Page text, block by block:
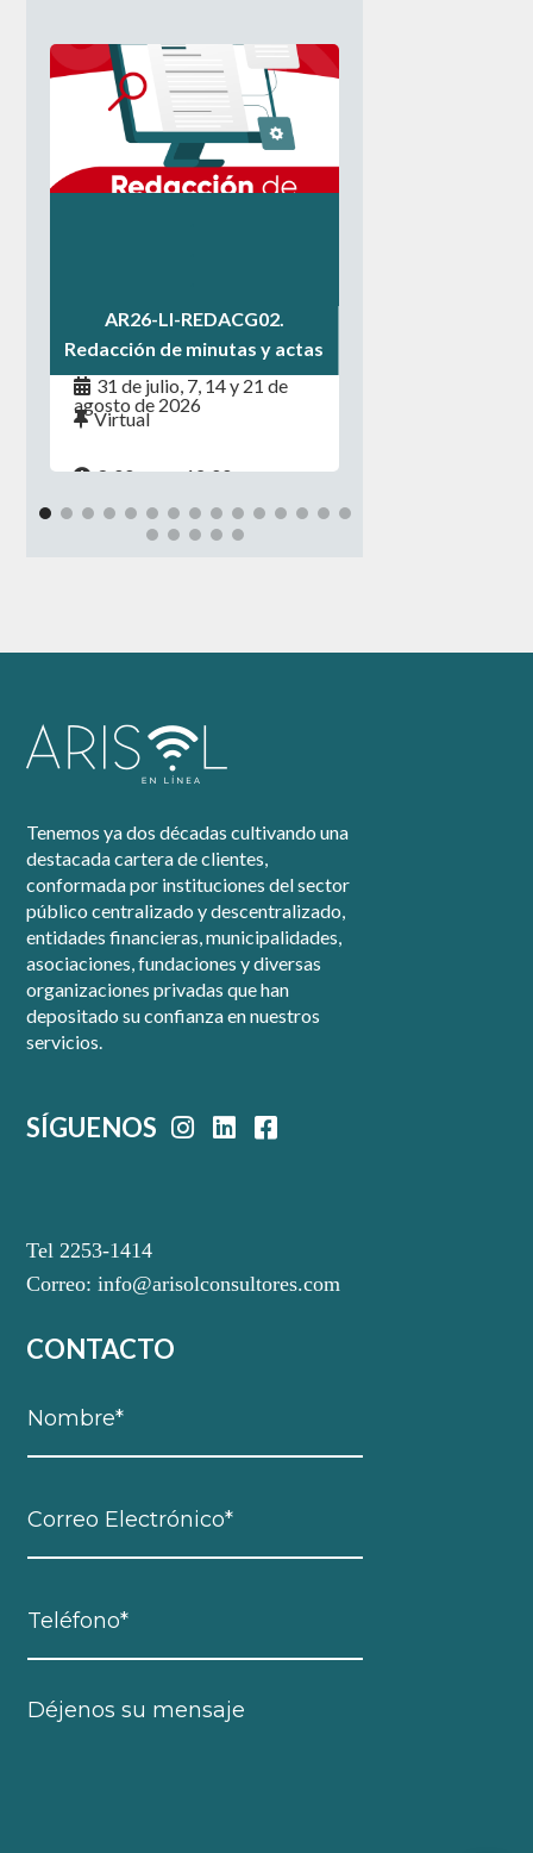
AR26-LI-REDACG02.
Redacción de minutas y actas
Virtual
8:00 a.m. - 12:00 p.m.
31 de julio, 7, 14 y 21 de
agosto de 2026
Tenemos ya dos décadas cultivando una
destacada cartera de clientes,
conformada por instituciones del sector
público centralizado y descentralizado,
entidades financieras, municipalidades,
asociaciones, fundaciones y diversas
organizaciones privadas que han
depositado su confianza en nuestros
servicios.
SÍGUENOS
Tel 2253-1414
Correo:info@arisolconsultores.com
CONTACTO